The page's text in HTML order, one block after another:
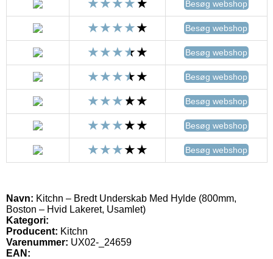
Besøg webshop
Besøg webshop
Besøg webshop
Besøg webshop
Besøg webshop
Besøg webshop
Besøg webshop
Navn: Kitchn – Bredt Underskab Med Hylde (800mm,
Boston – Hvid Lakeret, Usamlet)
Kategori:
Producent: Kitchn
Varenummer: UX02-_24659
EAN: